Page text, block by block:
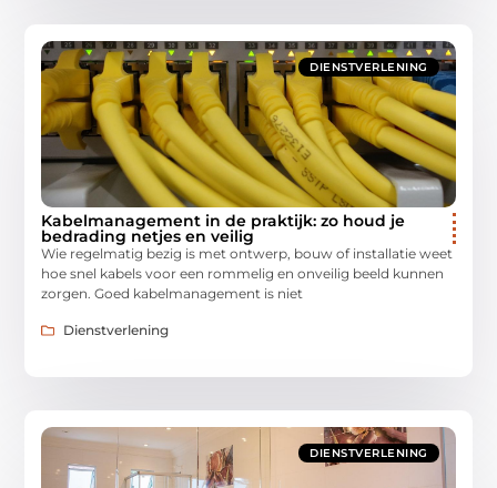
DIENSTVERLENING
Kabelmanagement in de praktijk: zo houd je
bedrading netjes en veilig
Wie regelmatig bezig is met ontwerp, bouw of installatie weet
hoe snel kabels voor een rommelig en onveilig beeld kunnen
zorgen. Goed kabelmanagement is niet
Dienstverlening
DIENSTVERLENING